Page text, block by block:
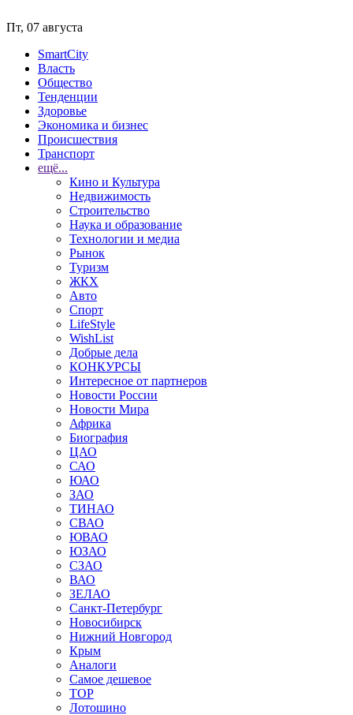
Пт, 07 августа
SmartCity
Власть
Общество
Тенденции
Здоровье
Экономика и бизнес
Происшествия
Транспорт
ещё...
Кино и Культура
Недвижимость
Строительство
Наука и образование
Технологии и медиа
Рынок
Туризм
ЖКХ
Авто
Спорт
LifeStyle
WishList
Добрые дела
КОНКУРСЫ
Интересное от партнеров
Новости России
Новости Мира
Африка
Биография
ЦАО
САО
ЮАО
ЗАО
ТИНАО
СВАО
ЮВАО
ЮЗАО
СЗАО
ВАО
ЗЕЛАО
Санкт-Петербург
Новосибирск
Нижний Новгород
Крым
Аналоги
Самое дешевое
TOP
Лотошино